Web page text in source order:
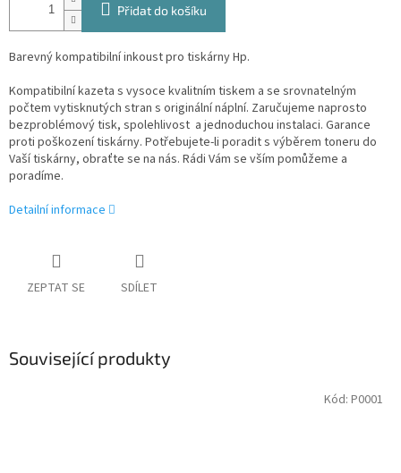
Přidat do košíku
Barevný kompatibilní inkoust pro tiskárny Hp.
Kompatibilní kazeta s vysoce kvalitním tiskem a se srovnatelným
počtem vytisknutých stran s originální náplní. Zaručujeme naprosto
bezproblémový tisk, spolehlivost a jednoduchou instalaci. Garance
proti poškození tiskárny. Potřebujete-li poradit s výběrem toneru do
Vaší tiskárny, obraťte se na nás. Rádi Vám se vším pomůžeme a
poradíme.
Detailní informace
ZEPTAT SE SDÍLET
Související produkty
Kód: P0001